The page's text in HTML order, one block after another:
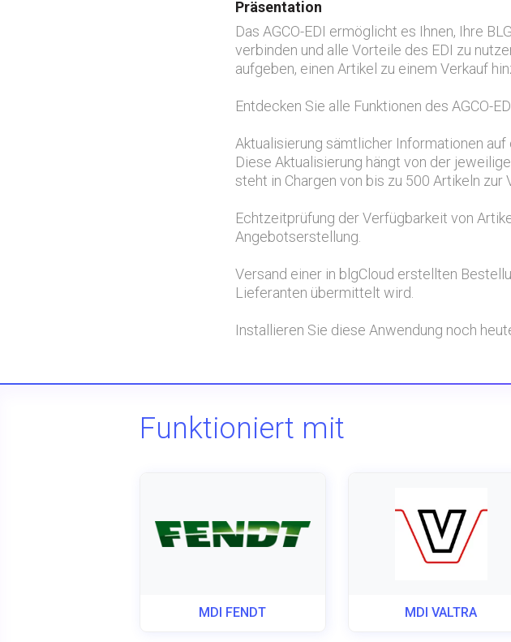
Präsentation
Das AGCO-EDI ermöglicht es Ihnen, Ihre
verbinden und alle Vorteile des EDI zu
aufgeben, einen Artikel zu einem Verkauf
Entdecken Sie alle Funktionen des AGCO-
Aktualisierung sämtlicher Informationen
Diese Aktualisierung hängt von der
steht in Chargen von bis zu 500 Artikeln zur
Echtzeitprüfung der Verfügbarkeit von
Angebotserstellung.
Versand einer in blgCloud erstellten
Lieferanten übermittelt wird.
Installieren Sie diese Anwendung noch
Funktioniert mit
MDI FENDT MDI VALTRA